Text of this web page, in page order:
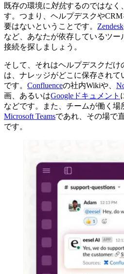
既存の環境に 対抗するのではなく、
す。つまり、ヘルプデスクや
要はないということです。 Zendesk
など、あなたが依存しているツー
接続を探しましょう。
そして、それはヘルプデスクだ
は、ナレッジがどこに保存されて
です。 Confluenceの社内Wikiや、
画、あるいはGoogleドキュメント
などです。また、チームが働く場
Microsoft Teamsであれ、その場で
です。